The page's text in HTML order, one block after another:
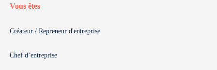
Vous êtes
Créateur / Repreneur d'entreprise
Chef d’entreprise